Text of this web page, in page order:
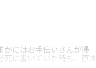
にはお手伝いさんが掃
死に書いていた時も、直木